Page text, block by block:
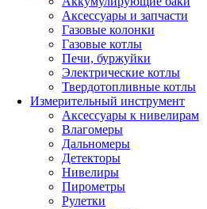
Аксессуары и запчасти
Газовые колонки
Газовые котлы
Печи, буржуйки
Электрические котлы
Твердотопливные котлы
Измерительный инструмент
Аксессуары к нивелирам
Влагомеры
Дальномеры
Детекторы
Нивелиры
Пирометры
Рулетки